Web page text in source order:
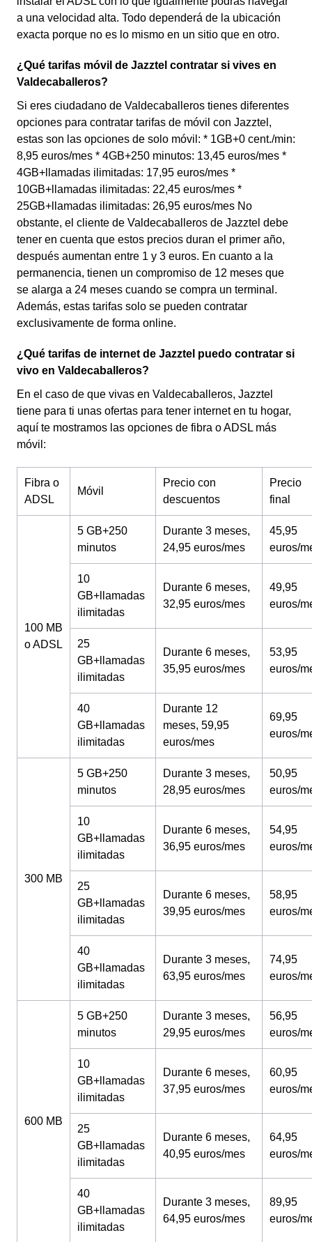
a una velocidad alta. Todo dependerá de la ubicación
exacta porque no es lo mismo en un sitio que en otro.
¿Qué tarifas móvil de Jazztel contratar si vives en
Valdecaballeros?
Si eres ciudadano de Valdecaballeros tienes diferentes
opciones para contratar tarifas de móvil con Jazztel,
estas son las opciones de solo móvil: * 1GB+0 cent./min:
8,95 euros/mes * 4GB+250 minutos: 13,45 euros/mes *
4GB+llamadas ilimitadas: 17,95 euros/mes *
10GB+llamadas ilimitadas: 22,45 euros/mes *
25GB+llamadas ilimitadas: 26,95 euros/mes No
obstante, el cliente de Valdecaballeros de Jazztel debe
tener en cuenta que estos precios duran el primer año,
después aumentan entre 1 y 3 euros. En cuanto a la
permanencia, tienen un compromiso de 12 meses que
se alarga a 24 meses cuando se compra un terminal.
Además, estas tarifas solo se pueden contratar
exclusivamente de forma online.
¿Qué tarifas de internet de Jazztel puedo contratar si
vivo en Valdecaballeros?
En el caso de que vivas en Valdecaballeros, Jazztel
tiene para ti unas ofertas para tener internet en tu hogar,
aquí te mostramos las opciones de fibra o ADSL más
móvil:
Fibra o
ADSL
Móvil
Precio con
descuentos
Precio
final
100 MB
o ADSL
5 GB+250
minutos
Durante 3 meses,
24,95 euros/mes
45,95
euros/
10
GB+llamadas
ilimitadas
Durante 6 meses,
32,95 euros/mes
49,95
euros/
25
GB+llamadas
ilimitadas
Durante 6 meses,
35,95 euros/mes
53,95
euros/
40
GB+llamadas
ilimitadas
Durante 12
meses, 59,95
euros/mes
69,95
euros/
300 MB
5 GB+250
minutos
Durante 3 meses,
28,95 euros/mes
50,95
euros/
10
GB+llamadas
ilimitadas
Durante 6 meses,
36,95 euros/mes
54,95
euros/
25
GB+llamadas
ilimitadas
Durante 6 meses,
39,95 euros/mes
58,95
euros/
40
GB+llamadas
ilimitadas
Durante 3 meses,
63,95 euros/mes
74,95
euros/
600 MB
5 GB+250
minutos
Durante 3 meses,
29,95 euros/mes
56,95
euros/
10
GB+llamadas
ilimitadas
Durante 6 meses,
37,95 euros/mes
60,95
euros/
25
GB+llamadas
ilimitadas
Durante 6 meses,
40,95 euros/mes
64,95
euros/
40
GB+llamadas
ilimitadas
Durante 3 meses,
64,95 euros/mes
89,95
euros/